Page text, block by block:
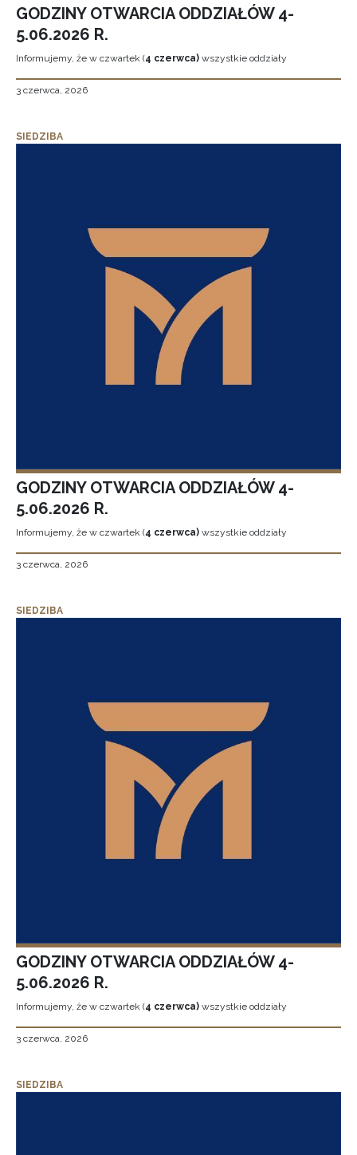
GODZINY OTWARCIA ODDZIAŁÓW 4-
5.06.2026 R.
Informujemy, że w czwartek (4 czerwca) wszystkie oddziały
3 czerwca, 2026
SIEDZIBA
GODZINY OTWARCIA ODDZIAŁÓW 4-
5.06.2026 R.
Informujemy, że w czwartek (4 czerwca) wszystkie oddziały
3 czerwca, 2026
SIEDZIBA
GODZINY OTWARCIA ODDZIAŁÓW 4-
5.06.2026 R.
Informujemy, że w czwartek (4 czerwca) wszystkie oddziały
3 czerwca, 2026
SIEDZIBA